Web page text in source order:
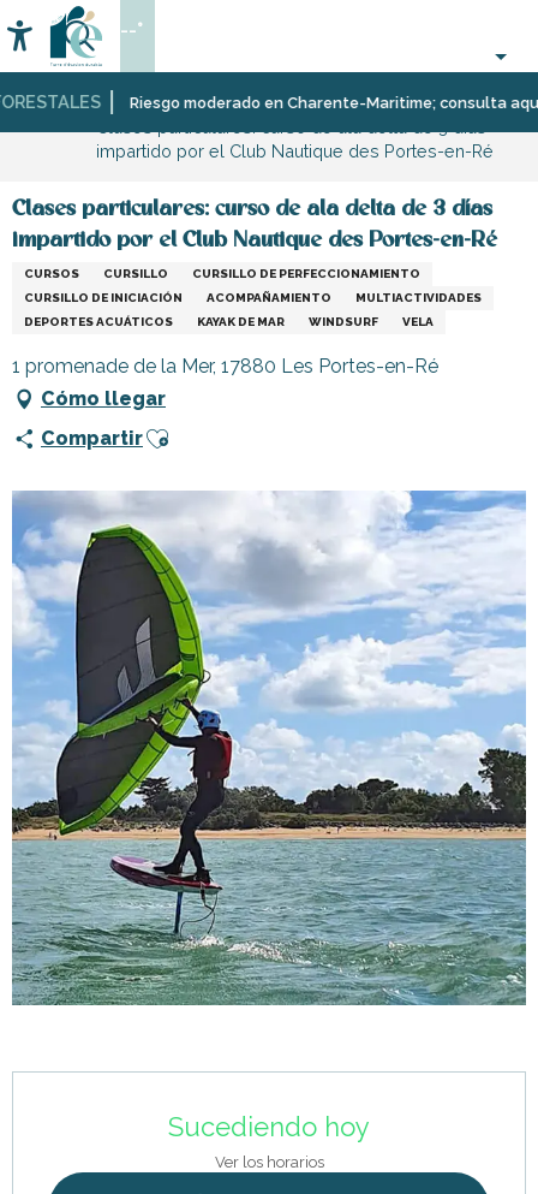
au
contenu
principal
Riesgo moderado en Charente-Maritime; consulta aquí
Accessibilité
Buscar
--°
Página Web
Organización
Actividades
Ocio
Deporte
sensaciones
impartido por el Club Nautique des Portes-en-Ré
Clases particulares: curso de ala delta de 3 días
impartido por el Club Nautique des Portes-en-Ré
CURSOS CURSILLO
CURSILLO DE PERFECCIONAMIENTO
CURSILLO DE INICIACIÓN
ACOMPAÑAMIENTO
MULTIACTIVIDADES
DEPORTES ACUÁTICOS
KAYAK DE MAR WINDSURF VELA
1 promenade de la Mer, 17880 Les Portes-en-Ré
Cómo llegar
CompartirAjouter aux favoris
Sucediendo hoy
Ver los horarios